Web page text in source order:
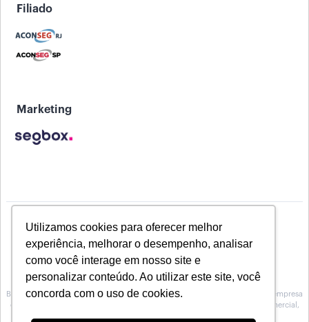
Utilizamos cookies para oferecer melhor
experiência, melhorar o desempenho, analisar
como você interage em nosso site e
personalizar conteúdo. Ao utilizar este site, você
concorda com o uso de cookies.
Filiado
Marketing
Baeta Assessoria de Seguros inscrita na Susep sob o Nº 10.0100188, é uma empresa
especializada na prestação de serviços de Assessoria, no atendimento comercial,